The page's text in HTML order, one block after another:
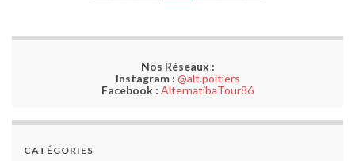
Nos Réseaux :
Instagram : @alt.poitiers
Facebook : AlternatibaTour86
CATÉGORIES